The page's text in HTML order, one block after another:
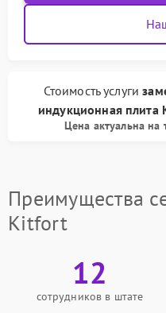
Стоимость услуги
индукционная плита
Цена актуальна на
Преимущества
Kitfort
12
сотрудников в штате